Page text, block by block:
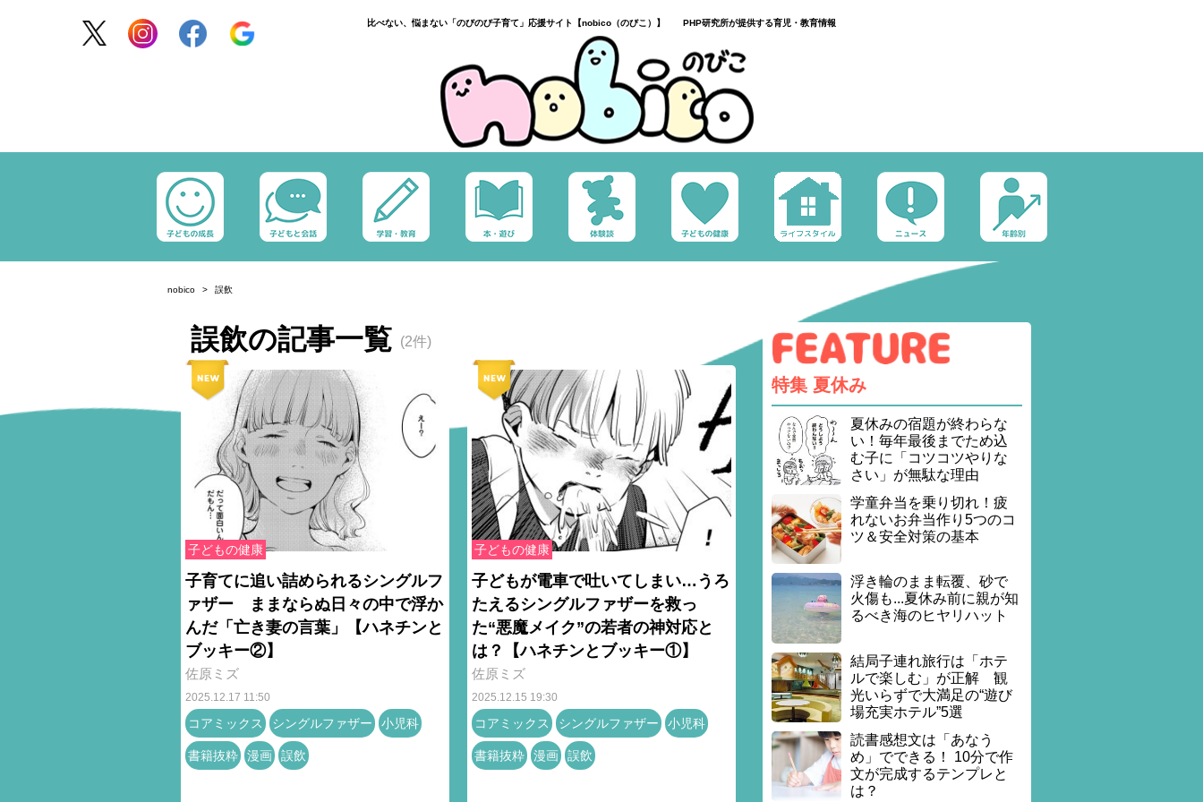
比べない、悩まない「のびのび子育て」応援サイト【nobico（のびこ）】 PHP研究所が提供する育児・教育情報
nobico 誤飲
誤飲の記事一覧 (2件)
子どもの健康
子育てに追い詰められるシングルフ
ァザー ままならぬ日々の中で浮か
んだ「亡き妻の言葉」【ハネチンと
ブッキー②】
佐原ミズ
2025.12.17 11:50
コアミックス シングルファザー 小児科
書籍抜粋 漫画 誤飲
子どもの健康
子どもが電車で吐いてしまい…うろ
たえるシングルファザーを救っ
た“悪魔メイク”の若者の神対応と
は？【ハネチンとブッキー①】
佐原ミズ
2025.12.15 19:30
コアミックス シングルファザー 小児科
書籍抜粋 漫画 誤飲
特集 夏休み
夏休みの宿題が終わらな
い！毎年最後までため込
む子に「コツコツやりな
さい」が無駄な理由
学童弁当を乗り切れ！疲
れないお弁当作り5つのコ
ツ＆安全対策の基本
浮き輪のまま転覆、砂で
火傷も...夏休み前に親が知
るべき海のヒヤリハット
結局子連れ旅行は「ホテ
ルで楽しむ」が正解 観
光いらずで大満足の“遊び
場充実ホテル”5選
読書感想文は「あなう
め」でできる！ 10分で作
文が完成するテンプレと
は？